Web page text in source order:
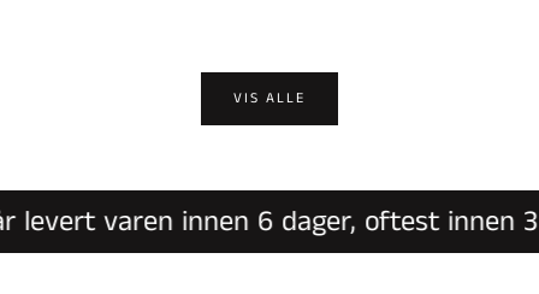
VIS ALLE
varen innen 6 dager, oftest innen 3